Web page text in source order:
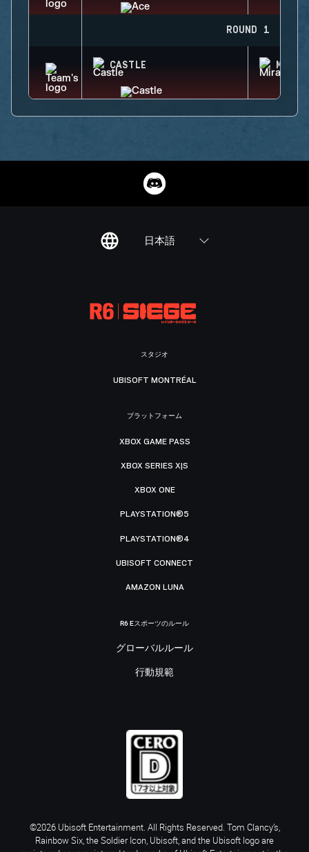
ROUND 1
CASTLE MIRA
日本語
スタジオ
UBISOFT MONTRÉAL
プラットフォーム
XBOX GAME PASS
XBOX SERIES X|S
XBOX ONE
PLAYSTATION®5
PLAYSTATION®4
UBISOFT CONNECT
AMAZON LUNA
R6 Eスポーツのルール
グローバルルール
行動規範
©2026 Ubisoft Entertainment. All Rights Reserved. Tom Clancy’s,
Rainbow Six, the Soldier Icon, Ubisoft, and the Ubisoft logo are